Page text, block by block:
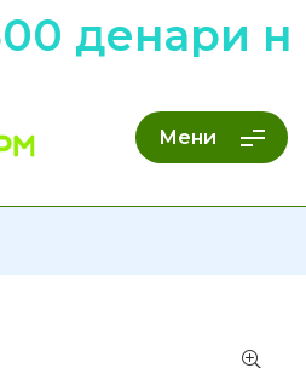
денари
Мени